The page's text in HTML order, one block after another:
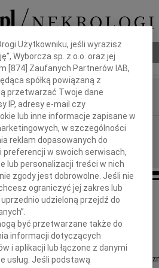
pogrzebowy
Panu Profesorowi
Wojciechowi Witkiewiczowi
Wojewódzkiego Szpitala
Użytkowniku, jeśli wyrazisz
Wyborcza sp. z o.o. oraz jej
[874 ] Zaufanych Partnerów IAB,
spółką powiązaną z
przetwarzać Twoje dane
IP, adresy e-mail czy
lub inne informacje zapisane w
w szczególności
reklam dopasowanych do
preferencji w swoich serwisach,
lub personalizacji treści w nich
zgody jest dobrowolne. Jeśli nie
ograniczyć jej zakres lub
udzieloną przejdź do
być przetwarzane także do
informacji dotyczących
i aplikacji lub łączone z danymi
usług. Jeśli podstawą